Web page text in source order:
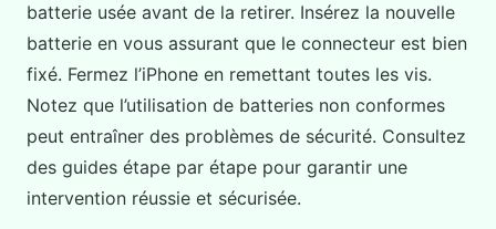
batterie usée avant de la retirer. Insérez la nouvelle
batterie en vous assurant que le connecteur est bien
fixé. Fermez l’iPhone en remettant toutes les vis.
Notez que l’utilisation de batteries non conformes
peut entraîner des problèmes de sécurité. Consultez
des guides étape par étape pour garantir une
intervention réussie et sécurisée.